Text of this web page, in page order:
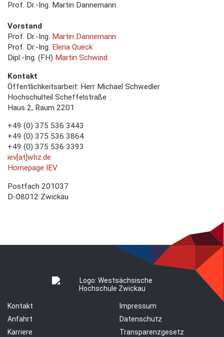
Prof. Dr.-Ing. Martin Dannemann
Vorstand
Prof. Dr.-Ing. Martin Dannemann
Prof. Dr.-Ing. Elena Queck
Dipl.-Ing. (FH) Martin Schwind
Kontakt
Öffentlichkeitsarbeit: Herr Michael Schwedler
Hochschulteil Scheffelstraße
Haus 2, Raum 2201
+49 (0) 375 536 3443
+49 (0) 375 536 3864
+49 (0) 375 536 3393
iev[at]whz.de
Homepage IEV
Postfach 201037
D-08012 Zwickau
Kontakt
Anfahrt
Karriere
Impressum
Datenschutz
Transparenzgesetz